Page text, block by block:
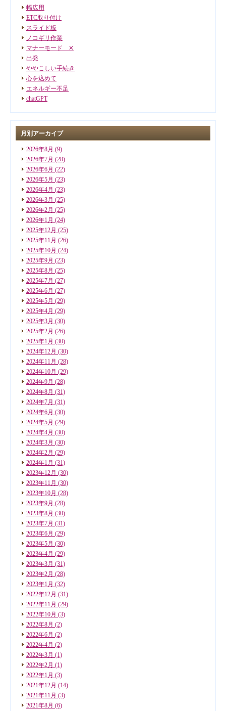
幅広用
ETC取り付け
スライド板
ノコギリ作業
マナーモード ✕
出発
ややこしい手続き
心を込めて
エネルギー不足
chatGPT
月別アーカイブ
2026年8月 (9)
2026年7月 (28)
2026年6月 (22)
2026年5月 (23)
2026年4月 (23)
2026年3月 (25)
2026年2月 (25)
2026年1月 (24)
2025年12月 (25)
2025年11月 (26)
2025年10月 (24)
2025年9月 (23)
2025年8月 (25)
2025年7月 (27)
2025年6月 (27)
2025年5月 (29)
2025年4月 (29)
2025年3月 (30)
2025年2月 (26)
2025年1月 (30)
2024年12月 (30)
2024年11月 (28)
2024年10月 (29)
2024年9月 (28)
2024年8月 (31)
2024年7月 (31)
2024年6月 (30)
2024年5月 (29)
2024年4月 (30)
2024年3月 (30)
2024年2月 (29)
2024年1月 (31)
2023年12月 (30)
2023年11月 (30)
2023年10月 (28)
2023年9月 (28)
2023年8月 (30)
2023年7月 (31)
2023年6月 (29)
2023年5月 (30)
2023年4月 (29)
2023年3月 (31)
2023年2月 (28)
2023年1月 (32)
2022年12月 (31)
2022年11月 (29)
2022年10月 (3)
2022年8月 (2)
2022年6月 (2)
2022年4月 (2)
2022年3月 (1)
2022年2月 (1)
2022年1月 (3)
2021年12月 (14)
2021年11月 (3)
2021年8月 (6)